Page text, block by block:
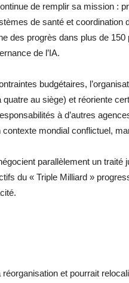
de remplir sa mission :
de santé et
des progrès dans plus de
de l’IA.
budgétaires,
quatre au siège) et réoriente
à d’autres
mondial conflictuel,
parallèlement un traité
du « Triple Milliard »
réorganisation et pourrait